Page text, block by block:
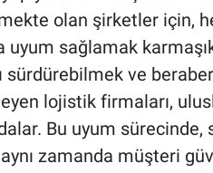
olan şirketler için,
uyum sağlamak
sürdürebilmek ve
lojistik firmaları,
Bu uyum sürecinde,
zamanda müşteri